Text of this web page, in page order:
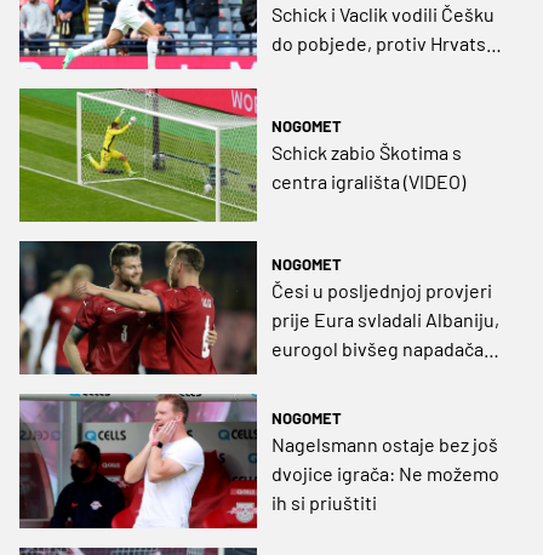
Schick i Vaclik vodili Češku
do pobjede, protiv Hrvatske
NOGOMET
Schick zabio Škotima s
centra igrališta (VIDEO)
NOGOMET
Česi u posljednjoj provjeri
prije Eura svladali Albaniju,
eurogol bivšeg napadača
NOGOMET
Nagelsmann ostaje bez još
dvojice igrača: Ne možemo
ih si priuštiti